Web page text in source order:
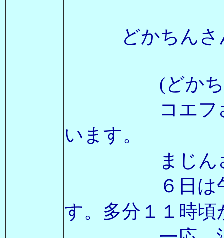
どかちんさん
(どかち
コエフさん
います。
まじんさ
６日は午前
す。多分１１時頃